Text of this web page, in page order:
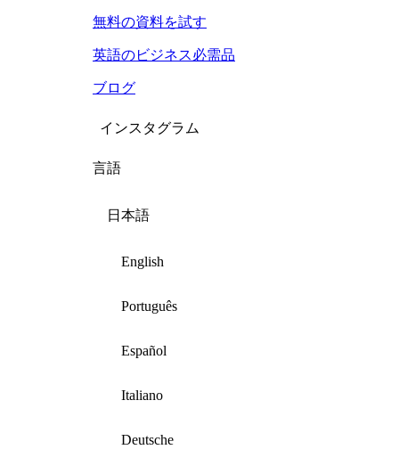
無料の資料を試す
英語のビジネス必需品
ブログ
インスタグラム
言語
日本語
English
Português
Español
Italiano
Deutsche